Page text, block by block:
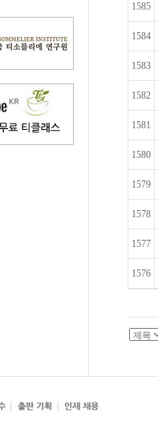
1585
1584
1583
1582
1581
1580
1579
1578
1577
1576